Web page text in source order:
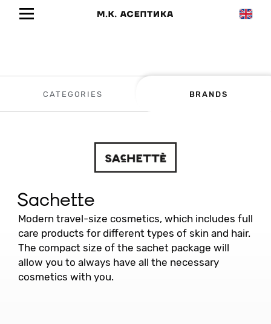
CATEGORIES BRANDS
Sachette
Modern travel-size cosmetics, which includes full
care products for different types of skin and hair.
The compact size of the sachet package will
allow you to always have all the necessary
cosmetics with you.